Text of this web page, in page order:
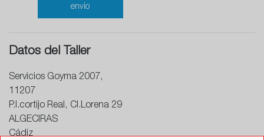
envio
Datos del Taller
Servicios Goyma 2007,
11207
P.I.cortijo Real, Cl.Lorena 29
ALGECIRAS
Cádiz